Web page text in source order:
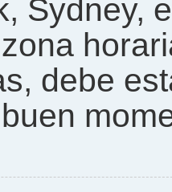
Sydney,
debe